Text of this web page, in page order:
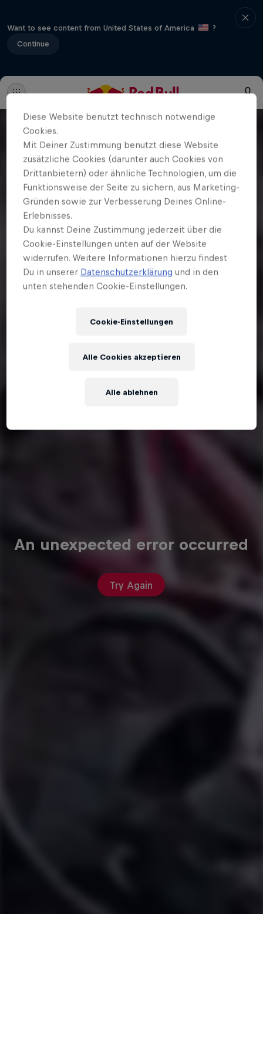
Want to see content from United States of America
?
Continue
An unexpected error occurred
Try Again
Diese Website benutzt technisch notwendige
Cookies.
Mit Deiner Zustimmung benutzt diese Website
zusätzliche Cookies (darunter auch Cookies von
Drittanbietern) oder ähnliche Technologien, um die
Funktionsweise der Seite zu sichern, aus Marketing-
Gründen sowie zur Verbesserung Deines Online-
Erlebnisses.
Du kannst Deine Zustimmung jederzeit über die
Cookie-Einstellungen unten auf der Website
widerrufen. Weitere Informationen hierzu findest
Du in unserer Datenschutzerklärung und in den
unten stehenden Cookie-Einstellungen.
Cookie-Einstellungen
Alle ablehnen
Alle Cookies akzeptieren